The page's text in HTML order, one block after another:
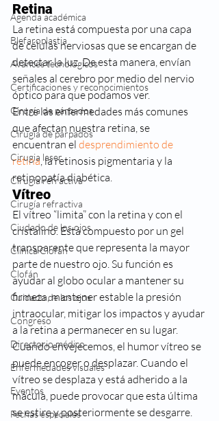
Agenda académica
Blefaroplastia
Avances tecnológicos
Certificaciones y reconocimientos
Cirugía de párpados
Cirugía de párpados
Cirugia laser
Cirugia refractiva
Cirugía refractiva
Ciudado de los ojos
Clínica Clofán
Clofán
Cuidado de los ojos
Congreso
Directorio médico
Enfermedades visuales
Eventos
Fechas especiales
Retina
La retina está compuesta por una capa
de células nerviosas que se encargan de
detectar la luz. De esta manera, envían
señales al cerebro por medio del nervio
óptico para que podamos ver.
Entre las enfermedades más comunes
que afectan nuestra retina, se
encuentran el desprendimiento de
retina, la retinosis pigmentaria y la
retinopatía diabética.
Vítreo
El vítreo “limita” con la retina y con el
cristalino. Está compuesto por un gel
transparente que representa la mayor
parte de nuestro ojo. Su función es
ayudar al globo ocular a mantener su
firmeza, mantener estable la presión
intraocular, mitigar los impactos y ayudar
a la retina a permanecer en su lugar.
Cuando envejecemos, el humor vítreo se
puede encoger o desplazar. Cuando el
vítreo se desplaza y está adherido a la
mácula, puede provocar que esta última
se estire y posteriormente se desgarre.